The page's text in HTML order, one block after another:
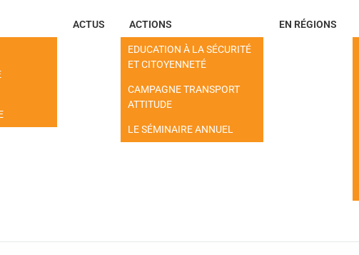
ACTUS ACTIONS
EDUCATION À LA SÉCURITÉ
ET CITOYENNETÉ
CAMPAGNE TRANSPORT
ATTITUDE
LE SÉMINAIRE ANNUEL
EN RÉGIONS